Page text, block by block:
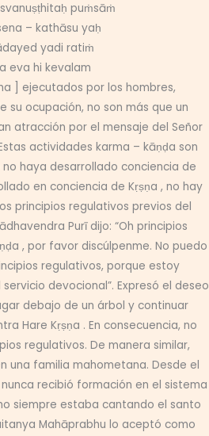
puṁsāṁ
– kathāsu yaḥ
yadi ratiṁ
eva hi kevalam
] ejecutados por los hombres,
su ocupación, no son más que un
atracción por el mensaje del Señor
actividades karma – kāṇḍa son
haya desarrollado conciencia de
en conciencia de Kṛṣṇa , no hay
principios regulativos previos del
Purī dijo: “Oh principios
, por favor discúlpenme. No puedo
regulativos, porque estoy
devocional”. Expresó el deseo
debajo de un árbol y continuar
Hare Kṛṣṇa . En consecuencia, no
regulativos. De manera similar,
una familia mahometana. Desde el
recibió formación en el sistema
siempre estaba cantando el santo
Mahāprabhu lo aceptó como